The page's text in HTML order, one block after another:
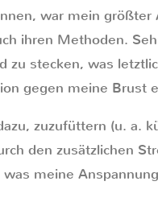
war mein
ihren Methoden.
zu stecken, was
gegen meine Brust
zuzufüttern (u. a.
den zusätzlichen
meine